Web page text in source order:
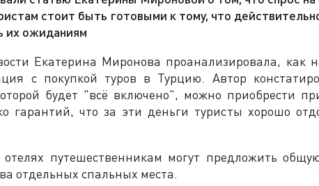
стоит быть готовыми к тому, что
их ожиданиям
Екатерина Миронова проанализировала, как
с покупкой туров в Турцию. Автор
будет "всё включено", можно приобрести
гарантий, что за эти деньги туристы хорошо
путешественникам могут предложить
отдельных спальных места.